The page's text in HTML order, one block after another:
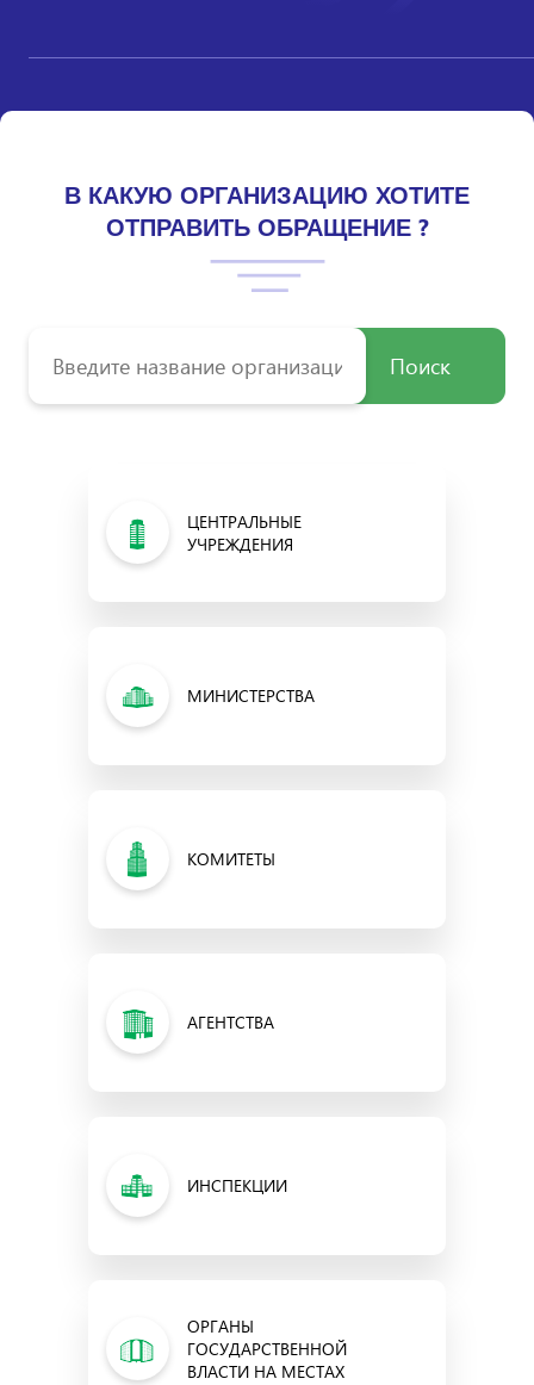
В КАКУЮ ОРГАНИЗАЦИЮ ХОТИТЕ
ОТПРАВИТЬ ОБРАЩЕНИЕ ?
Поиск
ЦЕНТРАЛЬНЫЕ
УЧРЕЖДЕНИЯ
МИНИСТЕРСТВА
КОМИТЕТЫ
АГЕНТСТВА
ИНСПЕКЦИИ
ОРГАНЫ
ГОСУДАРСТВЕННОЙ
ВЛАСТИ НА МЕСТАХ